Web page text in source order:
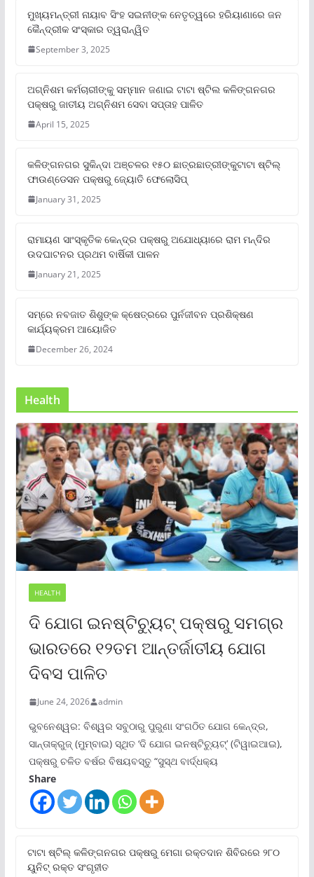
ମୁଖ୍ୟମନ୍ତ୍ରୀ ନାୟାବ ସିଂହ ସଇନୀଙ୍କ ନେତୃତ୍ୱରେ ହରିୟାଣାରେ ଜନ
କୈନ୍ଦ୍ରୀକ ସଂସ୍କାର ତ୍ୱରାନ୍ୱିତ
September 3, 2025
ଅଗ୍ନିଶମ କର୍ମଚାରୀଙ୍କୁ ସମ୍ମାନ ଜଣାଇ ଟାଟା ଷ୍ଟିଲ କଳିଙ୍ଗନଗର
ପକ୍ଷରୁ ଜାତୀୟ ଅଗ୍ନିଶମ ସେବା ସପ୍ତାହ ପାଳିତ
April 15, 2025
କଳିଙ୍ଗନଗର ସୁକିନ୍ଦା ଅଞ୍ଚଳର ୧୫୦ ଛାତ୍ରଛାତ୍ରୀଙ୍କୁଟାଟା ଷ୍ଟିଲ୍
ଫାଉଣ୍ଡେସନ ପକ୍ଷରୁ ଜ୍ୟୋତି ଫେଲୋସିପ୍‌
January 31, 2025
ରାମାୟଣ ସାଂସ୍କୃତିକ କେନ୍ଦ୍ର ପକ୍ଷରୁ ଅଯୋଧ୍ୟାରେ ରାମ ମନ୍ଦିର
ଉଦଘାଟନର ପ୍ରଥମ ବାର୍ଷିକୀ ପାଳନ
January 21, 2025
ସମ୍‌ରେ ନବଜାତ ଶିଶୁଙ୍କ କ୍ଷେତ୍ରରେ ପୁର୍ନଜୀବନ ପ୍ରଶିକ୍ଷଣ
କାର୍ଯ୍ୟକ୍ରମ ଆୟୋଜିତ
December 26, 2024
Health
HEALTH
ଦି ଯୋଗ ଇନଷ୍ଟିଚ୍ୟୁଟ୍ ପକ୍ଷରୁ ସମଗ୍ର
ଭାରତରେ ୧୨ତମ ଆନ୍ତର୍ଜାତୀୟ ଯୋଗ
ଦିବସ ପାଳିତ
June 24, 2026 admin
ଭୁବନେଶ୍ୱର: ବିଶ୍ୱର ସବୁଠାରୁ ପୁରୁଣା ସଂଗଠିତ ଯୋଗ କେନ୍ଦ୍ର,
ସାନ୍ତାକ୍ରୁଜ୍ (ମୁମ୍ବାଇ) ସ୍ଥିତ ‘ଦି ଯୋଗ ଇନଷ୍ଟିଚ୍ୟୁଟ୍‌’ (ଟିୱାଇଆଇ),
ପକ୍ଷରୁ ଚଳିତ ବର୍ଷର ବିଷୟବସ୍ତୁ “ସୁସ୍ଥ ବାର୍ଦ୍ଧକ୍ୟ
Share
ଟାଟା ଷ୍ଟିଲ୍‌ କଳିଙ୍ଗନଗର ପକ୍ଷରୁ ମେଗା ରକ୍ତଦାନ ଶିବିରରେ ୨୮୦
ୟୁନିଟ୍‌ ରକ୍ତ ସଂଗୃହୀତ